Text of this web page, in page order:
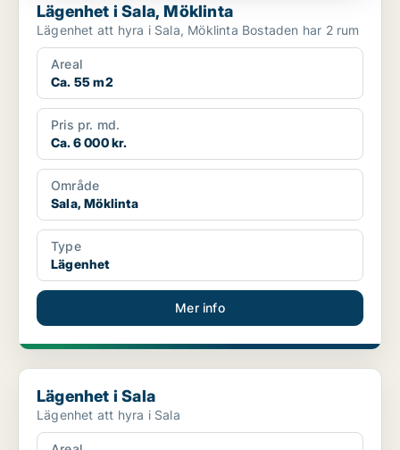
Lägenhet i Sala, Möklinta
Lägenhet att hyra i Sala, Möklinta Bostaden har 2 rum
Areal
Ca. 55 m2
Pris pr. md.
Ca. 6 000 kr.
Område
Sala, Möklinta
Type
Lägenhet
Mer info
Lägenhet i Sala
Lägenhet i Sala
Lägenhet att hyra i Sala